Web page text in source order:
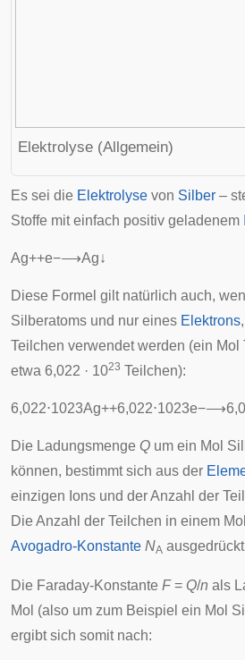
Elektrolyse (Allgemein)
Es sei die Elektrolyse von Silber –
Stoffe mit einfach positiv geladenem
Ag++e−⟶Ag↓
Diese Formel gilt natürlich auch,
Silberatoms und nur eines Elektrons
Teilchen verwendet werden (ein Mol
etwa 6,022 · 1023 Teilchen):
6,022⋅1023Ag++6,022⋅1023e−⟶6,0
Die Ladungsmenge Q um ein Mol
können, bestimmt sich aus der
einzigen Ions und der Anzahl der
Die Anzahl der Teilchen in einem
Avogadro-Konstante NA
Die Faraday-Konstante F= Q/n als
Mol (also um zum Beispiel ein Mol
ergibt sich somit nach: